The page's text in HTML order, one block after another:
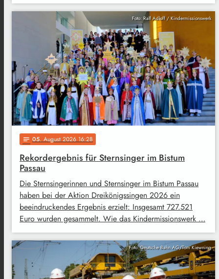
Foto: Ralf Adloff / Kindermissionswerk
notes 05. August 2026 16:28
Rekordergebnis für Sternsinger im Bistum
Passau
Die Sternsingerinnen und Sternsinger im Bistum Passau
haben bei der Aktion Dreikönigssingen 2026 ein
beeindruckendes Ergebnis erzielt: Insgesamt 727.521
Euro wurden gesammelt. Wie das Kindermissionswerk …
Foto: Deutsche Bahn AG/Tom Kiewning